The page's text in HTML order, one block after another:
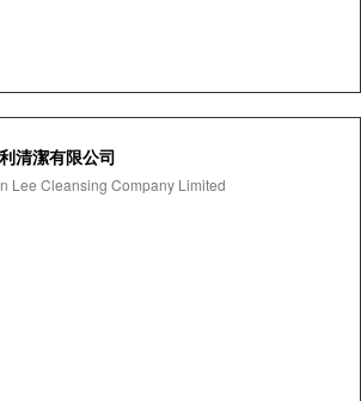
清潔有限公司
Lee Cleansing Company Limited